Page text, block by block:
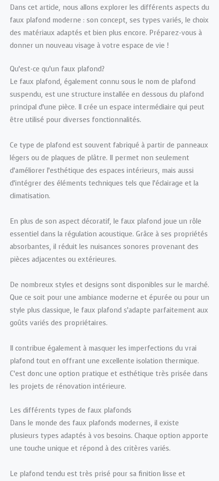
Dans cet article, nous allons explorer les différents aspects du
faux plafond moderne : son concept, ses types variés, le choix
des matériaux adaptés et bien plus encore. Préparez-vous à
donner un nouveau visage à votre espace de vie !
Qu’est-ce qu’un faux plafond?
Le faux plafond, également connu sous le nom de plafond
suspendu, est une structure installée en dessous du plafond
principal d’une pièce. Il crée un espace intermédiaire qui peut
être utilisé pour diverses fonctionnalités.
Ce type de plafond est souvent fabriqué à partir de panneaux
légers ou de plaques de plâtre. Il permet non seulement
d’améliorer l’esthétique des espaces intérieurs, mais aussi
d’intégrer des éléments techniques tels que l’éclairage et la
climatisation.
En plus de son aspect décoratif, le faux plafond joue un rôle
essentiel dans la régulation acoustique. Grâce à ses propriétés
absorbantes, il réduit les nuisances sonores provenant des
pièces adjacentes ou extérieures.
De nombreux styles et designs sont disponibles sur le marché.
Que ce soit pour une ambiance moderne et épurée ou pour un
style plus classique, le faux plafond s’adapte parfaitement aux
goûts variés des propriétaires.
Il contribue également à masquer les imperfections du vrai
plafond tout en offrant une excellente isolation thermique.
C’est donc une option pratique et esthétique très prisée dans
les projets de rénovation intérieure.
Les différents types de faux plafonds
Dans le monde des faux plafonds modernes, il existe
plusieurs types adaptés à vos besoins. Chaque option apporte
une touche unique et répond à des critères variés.
Le plafond tendu est très prisé pour sa finition lisse et